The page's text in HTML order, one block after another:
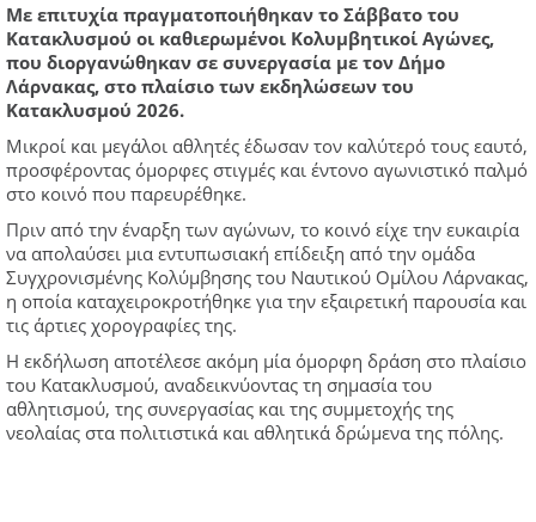
Με επιτυχία πραγματοποιήθηκαν το Σάββατο του
Κατακλυσμού οι καθιερωμένοι Κολυμβητικοί Αγώνες,
που διοργανώθηκαν σε συνεργασία με τον Δήμο
Λάρνακας, στο πλαίσιο των εκδηλώσεων του
Κατακλυσμού 2026.
Μικροί και μεγάλοι αθλητές έδωσαν τον καλύτερό τους εαυτό,
προσφέροντας όμορφες στιγμές και έντονο αγωνιστικό παλμό
στο κοινό που παρευρέθηκε.
Πριν από την έναρξη των αγώνων, το κοινό είχε την ευκαιρία
να απολαύσει μια εντυπωσιακή επίδειξη από την ομάδα
Συγχρονισμένης Κολύμβησης του Ναυτικού Ομίλου Λάρνακας,
η οποία καταχειροκροτήθηκε για την εξαιρετική παρουσία και
τις άρτιες χορογραφίες της.
Η εκδήλωση αποτέλεσε ακόμη μία όμορφη δράση στο πλαίσιο
του Κατακλυσμού, αναδεικνύοντας τη σημασία του
αθλητισμού, της συνεργασίας και της συμμετοχής της
νεολαίας στα πολιτιστικά και αθλητικά δρώμενα της πόλης.